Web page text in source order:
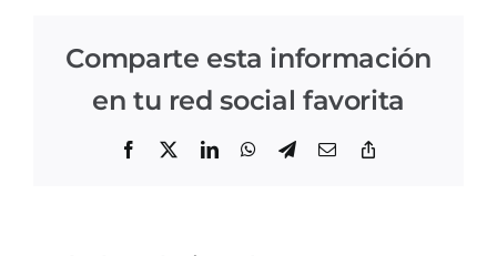
Comparte esta información
en tu red social favorita
Facebook LinkedInWhatsApp
Telegram
Correo